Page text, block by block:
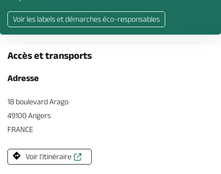
Voir les labels et démarches éco-responsables
Accès et transports
Adresse
18 boulevard Arago
49100 Angers
FRANCE
Voir l'itinéraire